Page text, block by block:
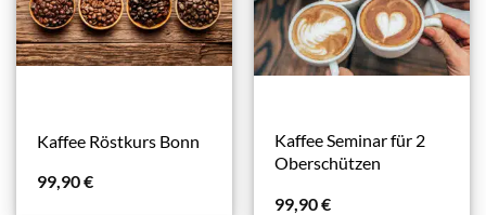
Kaffee Röstkurs Bonn
99,90€
Kaffee Seminar für 2
Oberschützen
99,90€